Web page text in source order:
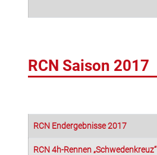
RCN Saison 2017
RCN Endergebnisse 2017
RCN 4h-Rennen „Schwedenkreuz“